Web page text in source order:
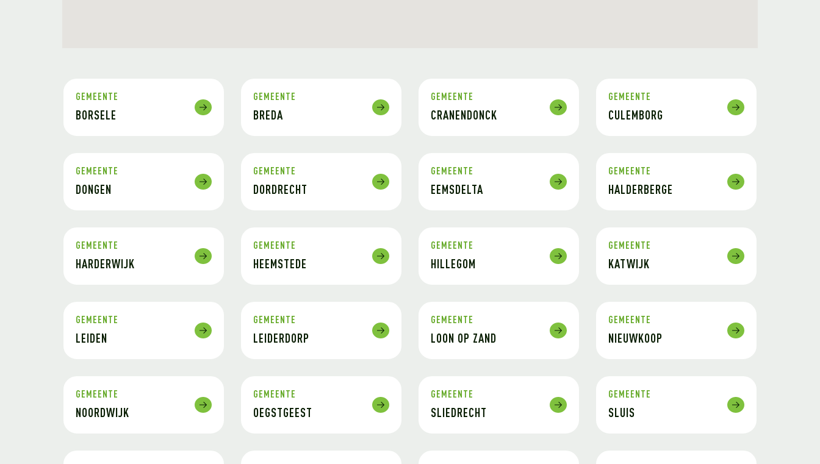
GEMEENTE
BORSELE
GEMEENTE
BREDA
GEMEENTE
CRANENDONCK
GEMEENTE
CULEMBORG
GEMEENTE
DONGEN
GEMEENTE
DORDRECHT
GEMEENTE
EEMSDELTA
GEMEENTE
HALDERBERGE
GEMEENTE
HARDERWIJK
GEMEENTE
HEEMSTEDE
GEMEENTE
HILLEGOM
GEMEENTE
KATWIJK
GEMEENTE
LEIDEN
GEMEENTE
LEIDERDORP
GEMEENTE
LOON OP ZAND
GEMEENTE
NIEUWKOOP
GEMEENTE
NOORDWIJK
GEMEENTE
OEGSTGEEST
GEMEENTE
SLIEDRECHT
GEMEENTE
SLUIS